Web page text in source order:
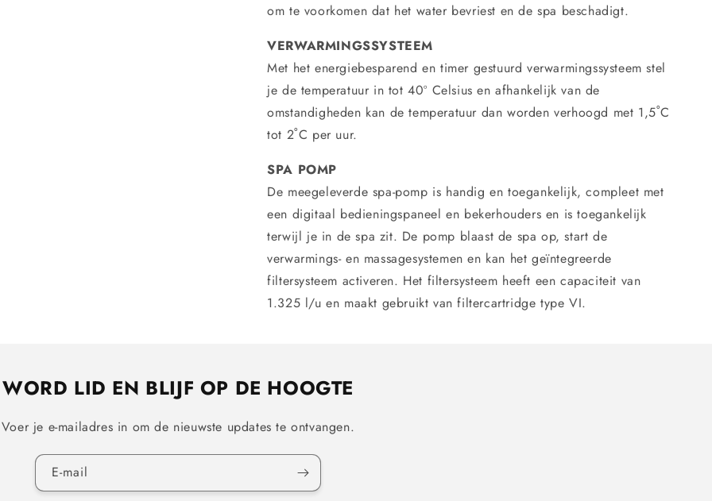
om te voorkomen dat het water bevriest en de spa beschadigt.
VERWARMINGSSYSTEEM
Met het energiebesparend en timer gestuurd verwarmingssysteem stel
je de temperatuur in tot 40º Celsius en afhankelijk van de
omstandigheden kan de temperatuur dan worden verhoogd met 1,5˚C
tot 2˚C per uur.
SPA POMP
De meegeleverde spa-pomp is handig en toegankelijk, compleet met
een digitaal bedieningspaneel en bekerhouders en is toegankelijk
terwijl je in de spa zit. De pomp blaast de spa op, start de
verwarmings- en massagesystemen en kan het geïntegreerde
filtersysteem activeren. Het filtersysteem heeft een capaciteit van
1.325 l/u en maakt gebruikt van filtercartridge type VI.
WORD LID EN BLIJF OP DE HOOGTE
Voer je e-mailadres in om de nieuwste updates te ontvangen.
E‑mail